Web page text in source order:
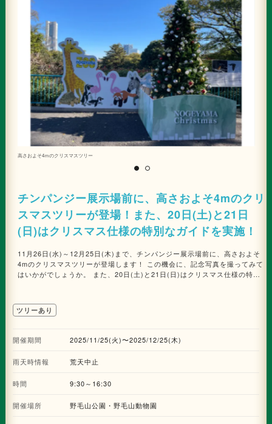
へ投函して応募完了 ビンゴの列が多いほど当選確率がアップ
します ※応募用紙は、対象店舗と館内ラックで配布します。
※応募用紙がなくなり次第配布は終了します。 賞品例：【A
賞】サンタクロースが自宅にやってくる！：4名様 各日2組（合計4組）
※12/24(水)または12/25(木)にサンタクロースがクリスマスケーキ
を自宅までお届けします。 ※サンタクロースの訪問は各日17:00～
20:00を予定。当選者にはお電話にて時間調整します。 【B賞】
TOKYO SHIRTS商品券10,000円分：10名様 ■アップサイクルオーナメント
づくり ブーケを作る際に出たお花などの端材を集め、世界に一つだけのオ
リジナルオーナメントを作ってみよう！2つ作って、1つは館内のクリスマス
ツリーに飾られます。もう1つは持ち帰ることができ、お家で楽しめます！
開催日時：2025年11月15日（土）、16日（日） 各日11:00～16:00（最終
受付15:30） ※定員に達し次第、受付を終了します。 受付場所：
10階アトリウム 参加人数：各日50名様 参加条件：11月12日（水）から当
日までの館内お買上げ税込2,000円以上（合算可）のレシート1枚につき1名
様が参加できます。 なお、TOKAI STATION POINT会員は、会
クカメラでのお買上げレシートは対象外です。 ■サンタクロースグリーティ
ング キュービックプラザ新横浜にサンタクロースがやってくる！館内だけ
でなく、お店の中にも遊びに行きます！ 開催日時：2025年12月20日
（土）、21日（日） 各日①11:30～、②14:00～、③16:00～（各回60分
程度） 場所：館内各所 ■装飾 間伐材や廃盤のリボンなどを使用したSDGs
ービックプラザ新横浜イルミネーション」を開催し、2階のガラス面をイル
ミネーションで飾ります。さらに、横浜都心臨海部の各地で行われるイルミ
ネーションイベントをつなぐキャンペーン「THE YOKOHAMA
高さおよそ4ｍのクリスマスツリー
チンパンジー展示場前に、高さおよそ4mのクリ
スマスツリーが登場！また、20日(土)と21日
(日)はクリスマス仕様の特別なガイドを実施！
11月26日(水)～12月25日(木)まで、チンパンジー展示場前に、高さおよそ
4mのクリスマスツリーが登場します！ この機会に、記念写真を撮ってみて
はいかがでしょうか。 また、20日(土)と21日(日)はクリスマス仕様の特別
ツリーあり
開催期間 2025/11/25(火)〜2025/12/25(木)
雨天時情報 荒天中止
時間 9:30～16:30
開催場所 野毛山公園・野毛山動物園